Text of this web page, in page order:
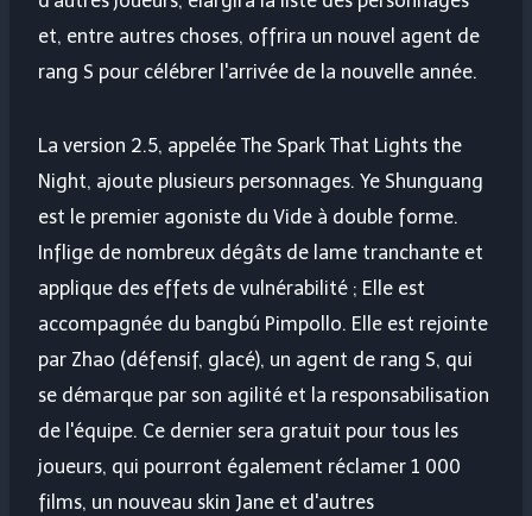
et, entre autres choses, offrira un nouvel agent de
rang S pour célébrer l'arrivée de la nouvelle année.
La version 2.5, appelée The Spark That Lights the
Night, ajoute plusieurs personnages. Ye Shunguang
est le premier agoniste du Vide à double forme.
Inflige de nombreux dégâts de lame tranchante et
applique des effets de vulnérabilité ; Elle est
accompagnée du bangbú Pimpollo. Elle est rejointe
par Zhao (défensif, glacé), un agent de rang S, qui
se démarque par son agilité et la responsabilisation
de l'équipe. Ce dernier sera gratuit pour tous les
joueurs, qui pourront également réclamer 1 000
films, un nouveau skin Jane et d'autres